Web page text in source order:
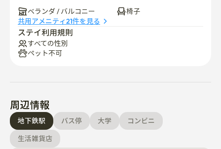
ベランダ / バルコニー
椅子
共用アメニティ21件を見る
ステイ利用規則
すべての性別
ペット不可
周辺情報
地下鉄駅 バス停 大学
コンビニ
生活雑貨店